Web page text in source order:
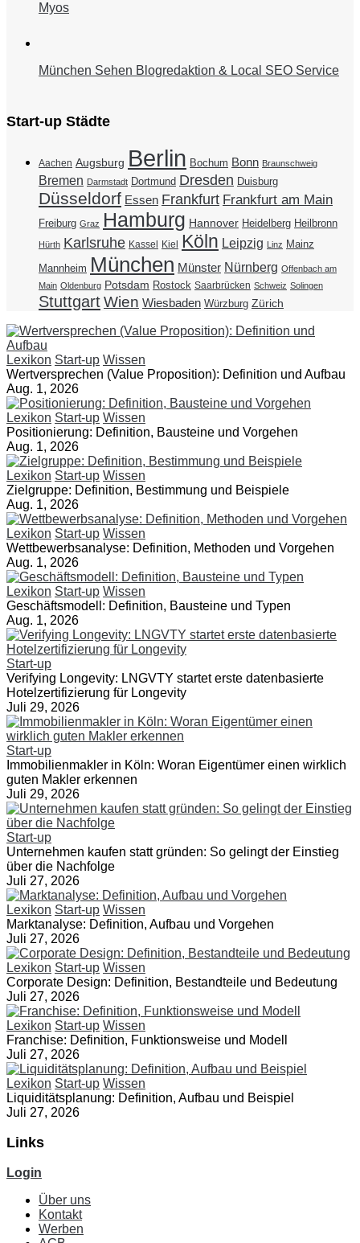
Myos
München Sehen Blogredaktion & Local SEO Service
Start-up Städte
Aachen Augsburg Berlin Bochum Bonn Braunschweig
Bremen Darmstadt Dortmund Dresden Duisburg
Düsseldorf Essen Frankfurt Frankfurt am Main
Freiburg Graz Hamburg Hannover Heidelberg Heilbronn
Hürth Karlsruhe Kassel Kiel Köln Leipzig Linz Mainz
Mannheim München Münster Nürnberg Offenbach am
Main Oldenburg Potsdam Rostock Saarbrücken Schweiz Solingen
StuttgartWien Wiesbaden Würzburg Zürich
Lexikon Start-up Wissen
Wertversprechen (Value Proposition): Definition und Aufbau
Aug. 1, 2026
Lexikon Start-up Wissen
Positionierung: Definition, Bausteine und Vorgehen
Aug. 1, 2026
Lexikon Start-up Wissen
Zielgruppe: Definition, Bestimmung und Beispiele
Aug. 1, 2026
Lexikon Start-up Wissen
Wettbewerbsanalyse: Definition, Methoden und Vorgehen
Aug. 1, 2026
Lexikon Start-up Wissen
Geschäftsmodell: Definition, Bausteine und Typen
Aug. 1, 2026
Start-up
Verifying Longevity: LNGVTY startet erste datenbasierte
Hotelzertifizierung für Longevity
Juli 29, 2026
Start-up
Immobilienmakler in Köln: Woran Eigentümer einen wirklich
guten Makler erkennen
Juli 29, 2026
Start-up
Unternehmen kaufen statt gründen: So gelingt der Einstieg
über die Nachfolge
Juli 27, 2026
Lexikon Start-up Wissen
Marktanalyse: Definition, Aufbau und Vorgehen
Juli 27, 2026
Lexikon Start-up Wissen
Corporate Design: Definition, Bestandteile und Bedeutung
Juli 27, 2026
Lexikon Start-up Wissen
Franchise: Definition, Funktionsweise und Modell
Juli 27, 2026
Lexikon Start-up Wissen
Liquiditätsplanung: Definition, Aufbau und Beispiel
Juli 27, 2026
Links
Login
Über uns
Kontakt
Werben